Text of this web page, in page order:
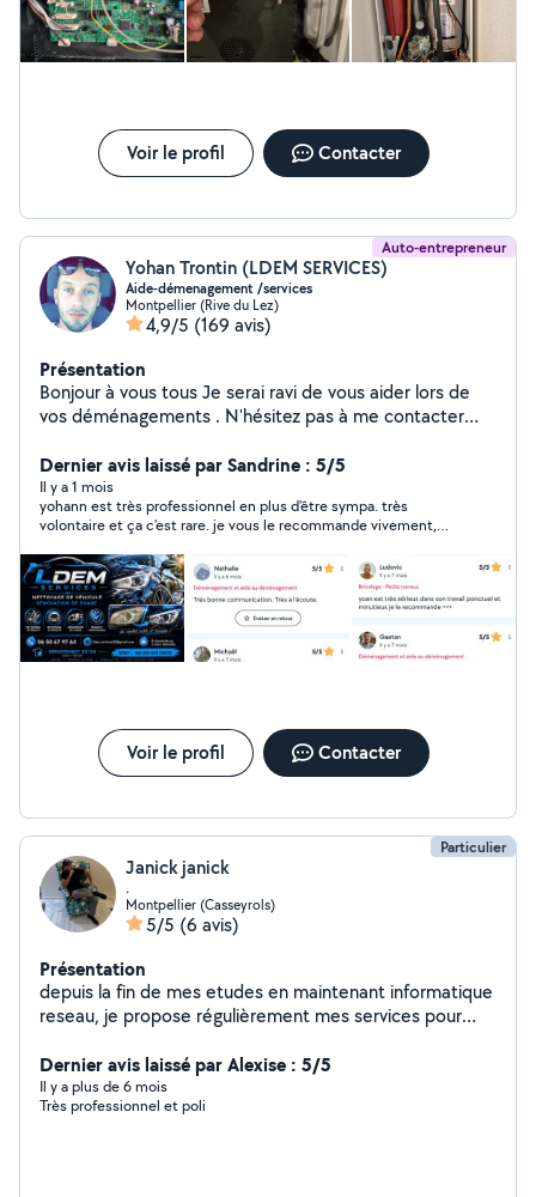
Voir le profil Contacter
Auto-entrepreneur
Yohan Trontin (LDEM SERVICES)
Aide-démenagement /services
Montpellier (Rive du Lez)
4,9/5 (169 avis)
Présentation
Bonjour à vous tous Je serai ravi de vous aider lors de
vos déménagements . N'hésitez pas à me contacter
déménagement A très bientôt pour de nouvelles
Dernier avis laissé par Sandrine : 5/5
Il y a 1 mois
yohann est très professionnel en plus d'être sympa. très
volontaire et ça c'est rare. je vous le recommande vivement,
merci
Voir le profil Contacter
Particulier
Janick janick
.
Montpellier (Casseyrols)
5/5 (6 avis)
Présentation
depuis la fin de mes etudes en maintenant informatique
reseau, je propose régulièrement mes services pour
multimédia ( formatage transfert de fichier installations
de logiciels windows /mac )
Dernier avis laissé par Alexise : 5/5
Il y a plus de 6 mois
Très professionnel et poli